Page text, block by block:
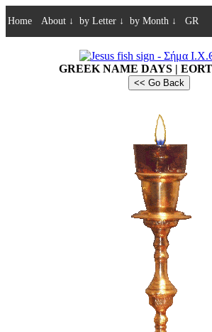
Home About ↓ by Letter ↓ by Month ↓ GR
GREEK NAME DAYS |
<< Go Back